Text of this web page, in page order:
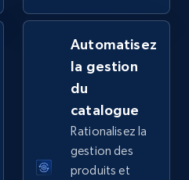
TikTok shop products
Currency, Initial
percent, and more.
Commencer
Automatisez
la gestion
du
catalogue
Rationalisez la
gestion des
produits et